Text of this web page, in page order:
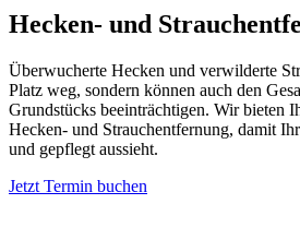
Hecken- und
Überwucherte Hecken und verwilderte
Platz weg, sondern können auch den
Grundstücks beeinträchtigen. Wir bieten
Hecken- und Strauchentfernung, damit
und gepflegt aussieht.
Jetzt Termin buchen